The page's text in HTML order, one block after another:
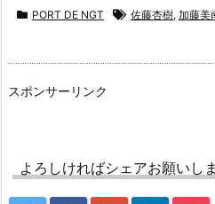
PORT DE NGT 佐藤杏樹, 加藤美
スポンサーリンク
よろしければシェアお願いし